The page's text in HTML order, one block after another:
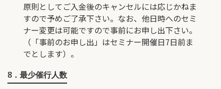
原則としてご入金後のキャンセルには応じかねま
すので予めご了承下さい。なお、他日時へのセミ
ナー変更は可能ですので事前にお申し出下さい。
（「事前のお申し出」はセミナー開催日7日前ま
でとします）。
8．最少催行人数